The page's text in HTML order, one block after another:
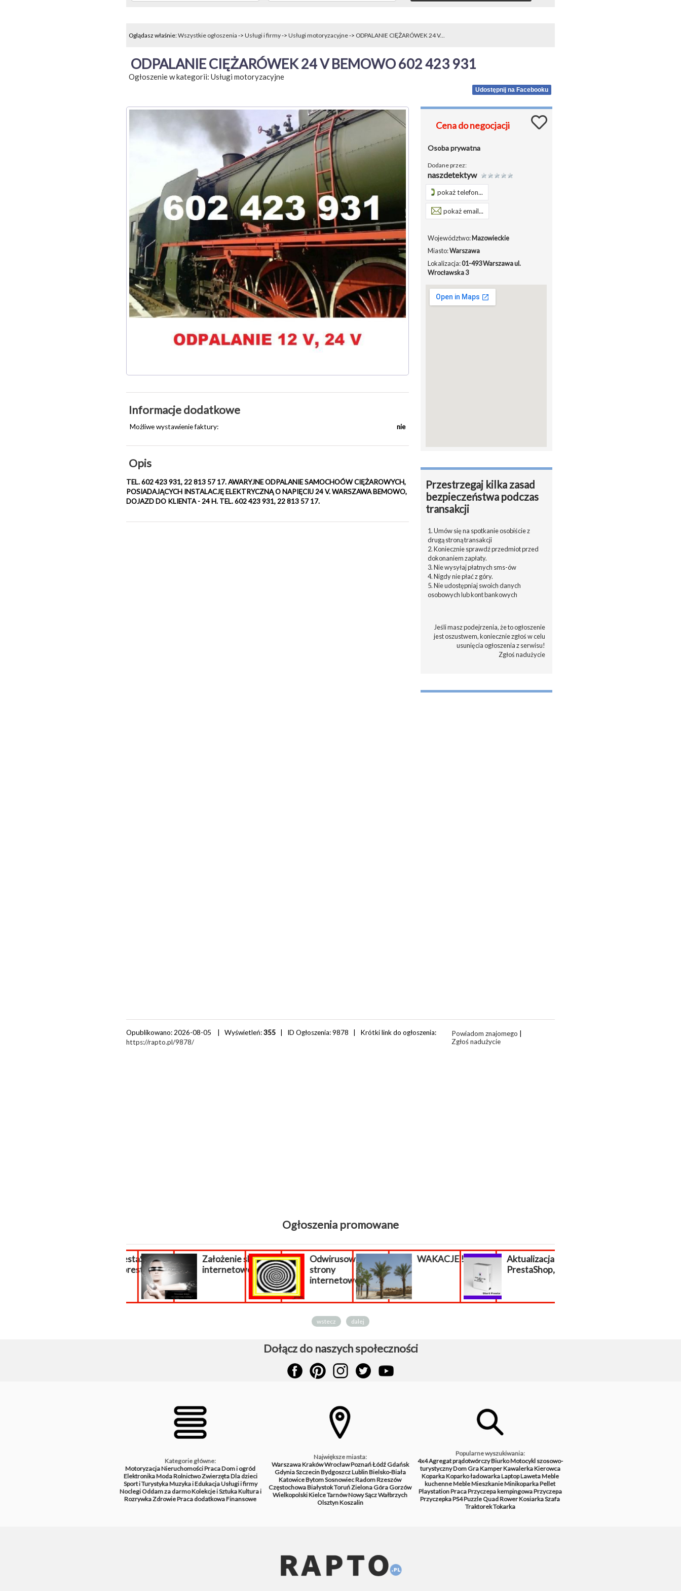
Oglądasz właśnie:Wszystkie ogłoszenia -> Usługi i firmy-> Usługi motoryzacyjne-> ODPALANIE CIĘŻARÓWEK 24 V...
ODPALANIE CIĘŻARÓWEK 24 V BEMOWO 602 423 931
Ogłoszenie w kategorii: Usługi motoryzacyjne
Udostępnij na Facebooku
Informacje dodatkowe
Możliwe wystawienie faktury: nie
Opis
TEL. 602 423 931, 22 813 57 17. AWARYJNE ODPALANIE SAMOCHOÓW CIĘŻAROWYCH,
POSIADAJĄCYCH INSTALACJĘ ELEKTRYCZNĄ O NAPIĘCIU 24 V. WARSZAWA BEMOWO,
DOJAZD DO KLIENTA - 24 H. TEL. 602 423 931, 22 813 57 17.
Cena do negocjacji
Osoba prywatna
Dodane przez:
naszdetektyw
pokaż telefon...
pokaż email...
Województwo:Mazowieckie
Miasto:Warszawa
Lokalizacja:01-493 Warszawa ul.
Wrocławska 3
Przestrzegaj kilka zasad
bezpieczeństwa podczas
transakcji
1. Umów się na spotkanie osobiście z
drugą stroną transakcji
2. Koniecznie sprawdź przedmiot przed
dokonaniem zapłaty.
3. Nie wysyłaj płatnych sms-ów
4. Nigdy nie płać z góry.
5. Nie udostępniaj swoich danych
osobowych lub kont bankowych
Jeśli masz podejrzenia, że to ogłoszenie
jest oszustwem, koniecznie zgłoś w celu
usunięcia ogłoszenia z serwisu!
Zgłoś nadużycie
Opublikowano: 2026-08-05 | Wyświetleń:355| ID Ogłoszenia:9878 | Krótki link do ogłoszenia:
https://rapto.pl/9878/
Powiadom znajomego
Zgłoś nadużycie
Ogłoszenia promowane
Pomoc PrestaShop,
wsparcie prestashop
Założenie sklepu
internetowego.
Odwirusowanie
strony
internetowej...
WAKACJE !!!
Aktualizacja
PrestaShop, migracja...
wstecz dalej
Dołącz do naszych społeczności
Kategorie główne:
MotoryzacjaNieruchomościPracaDom i ogród
ElektronikaModaRolnictwoZwierzętaDla dzieci
Sport i TurystykaMuzyka i EdukacjaUsługi i firmy
NoclegiOddam za darmoKolekcje i SztukaKultura i
RozrywkaZdrowiePraca dodatkowaFinansowe
Największe miasta:
WarszawaKrakówWrocławPoznańŁódźGdańsk
GdyniaSzczecinBydgoszczLublinBielsko-Biała
KatowiceBytomSosnowiecRadomRzeszów
CzęstochowaBiałystokToruńZielona GóraGorzów
WielkopolskiKielceTarnówNowy SączWałbrzych
OlsztynKoszalin
Popularne wyszukiwania:
4x4Agregat prądotwórczyBiurkoMotocykl szosowo-
turystycznyDomGraKamperKawalerkaKierowca
KoparkaKoparko ładowarkaLaptopLawetaMeble
kuchenneMebleMieszkanieMinikoparkaPellet
PlaystationPracaPrzyczepa kempingowaPrzyczepa
PrzyczepkaPS4PuzzleQuadRowerKosiarkaSzafa
TraktorekTokarka